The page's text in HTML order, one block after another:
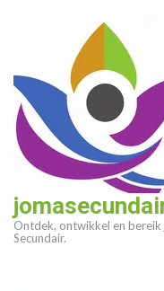
(druk
enter)
Ontdek, ontwikkel en
Secundair.